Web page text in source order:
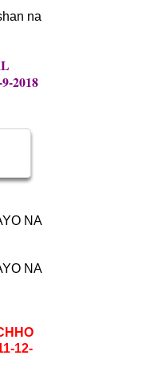
na
2018
NA
NA
12-